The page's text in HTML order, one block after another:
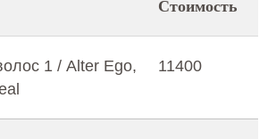
Стоимость
1 / Alter Ego,
11400